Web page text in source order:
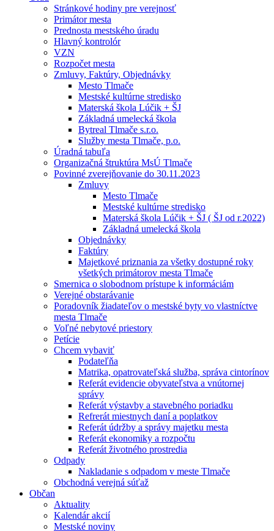
Stránkové hodiny pre verejnosť
Primátor mesta
Prednosta mestského úradu
Hlavný kontrolór
VZN
Rozpočet mesta
Zmluvy, Faktúry, Objednávky
Mesto Tlmače
Mestské kultúrne stredisko
Materská škola Lúčik + ŠJ
Základná umelecká škola
Bytreal Tlmače s.r.o.
Služby mesta Tlmače, p.o.
Úradná tabuľa
Organizačná štruktúra MsÚ Tlmače
Povinné zverejňovanie do 30.11.2023
Zmluvy
Mesto Tlmače
Mestské kultúrne stredisko
Materská škola Lúčik + ŠJ ( ŠJ od r.2022)
Základná umelecká škola
Objednávky
Faktúry
Majetkové priznania za všetky dostupné roky
všetkých primátorov mesta Tlmače
Smernica o slobodnom prístupe k informáciám
Verejné obstarávanie
Poradovník žiadateľov o mestské byty vo vlastníctve
mesta Tlmače
Voľné nebytové priestory
Petície
Chcem vybaviť
Podateľňa
Matrika, opatrovateľská služba, správa cintorínov
Referát evidencie obyvateľstva a vnútornej
správy
Referát výstavby a stavebného poriadku
Refrerát miestnych daní a poplatkov
Referát údržby a správy majetku mesta
Referát ekonomiky a rozpočtu
Referát životného prostredia
Odpady
Nakladanie s odpadom v meste Tlmače
Obchodná verejná súťaž
Občan
Aktuality
Kalendár akcií
Mestské noviny